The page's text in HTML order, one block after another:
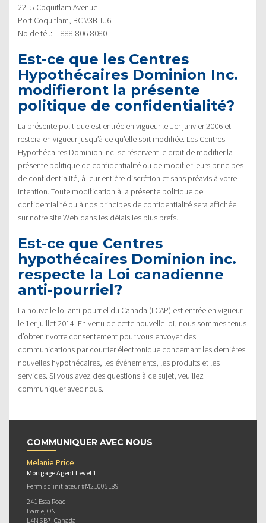
2215 Coquitlam Avenue
Port Coquitlam, BC V3B 1J6
No de tél.: 1-888-806-8080
Est-ce que les Centres
Hypothécaires Dominion Inc.
modifieront la présente
politique de confidentialité?
La présente politique est entrée en vigueur le 1er janvier 2006 et
restera en vigueur jusqu’à ce qu’elle soit modifiée. Les Centres
Hypothécaires Dominion Inc. se réservent le droit de modifier la
présente politique de confidentialité ou de modifier leurs principes
de confidentialité, à leur entière discrétion et sans préavis à votre
intention. Toute modification à la présente politique de
confidentialité ou à nos principes de confidentialité sera affichée
sur notre site Web dans les délais les plus brefs.
Est-ce que Centres
hypothécaires Dominion inc.
respecte la Loi canadienne
anti-pourriel?
La nouvelle loi anti-pourriel du Canada (LCAP) est entrée en vigueur
le 1er juillet 2014. En vertu de cette nouvelle loi, nous sommes tenus
d’obtenir votre consentement pour vous envoyer des
communications par courrier électronique concernant les dernières
nouvelles hypothécaires, les événements, les produits et les
services. Si vous avez des questions à ce sujet, veuillez
communiquer avec nous.
COMMUNIQUER AVEC NOUS
Melanie Price
Mortgage Agent Level 1
Permis d’initiateur #M21005189
241 Essa Road
Barrie, ON
L4N 6B7, Canada